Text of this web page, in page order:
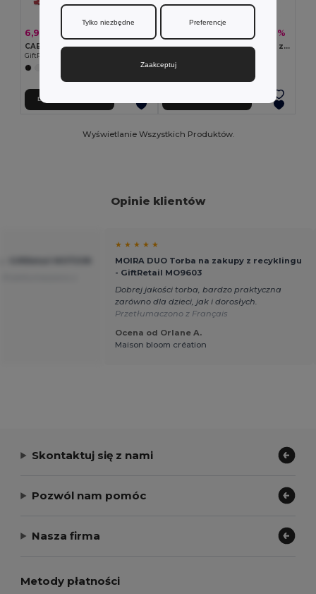
6,98 zł
CABETRI COLOUR Torba bawełniana 140 gr z rec
GiftRetail MO2402
Dodaj Do Koszyka
-48%
FOLDPET Składana torba na zakupy RPET
Wyświetlanie Wszystkich Produktów.
Opinie klientów
★ ★ ★ ★ ★
MOIRA DUO Torba na zakupy z recyklingu
- GiftRetail MO9603
Dobrej jakości torba, bardzo praktyczna
zarówno dla dzieci, jak i dorosłych.
Przetłumaczono z Français
Ocena od Orlane A.
Maison bloom création
Skontaktuj się z nami
Pozwól nam pomóc
Nasza firma
Metody płatności
Tylko niezbędne Preferencje
Zaakceptuj